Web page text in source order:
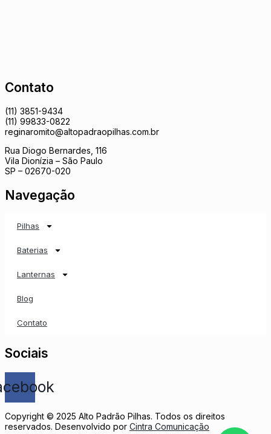
Contato
(11) 3851-9434
(11) 99833-0822
reginaromito@altopadraopilhas.com.br
Rua Diogo Bernardes, 116
Vila Dionízia – São Paulo
SP – 02670-020
Navegação
Pilhas
Baterias
Lanternas
Blog
Contato
Sociais
Copyright © 2025 Alto Padrão Pilhas. Todos os direitos
reservados. Desenvolvido por Cintra Comunicação